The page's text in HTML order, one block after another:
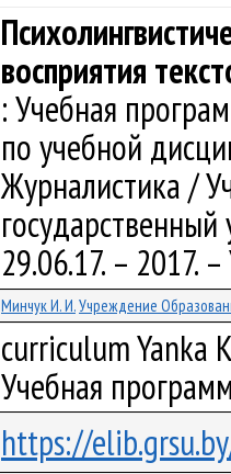
восприятия
: Учебная
по учебной
Журналистика /
29.06.17. –
Минчук И. И.Учреждение
curriculum Yanka
Учебная
https://